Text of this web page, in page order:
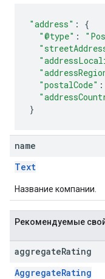
"address" :
{
"@type" :
"postalCode" :
}
name
Text
Название компании.
Рекомендуемые
aggregateRating
AggregateRating